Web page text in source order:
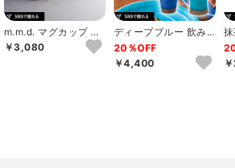
m.m.d. マグカップ ギ
フト 青磁
￥3,080
ディープブルー 飲み
比べカップ
20％OFF
￥4,400